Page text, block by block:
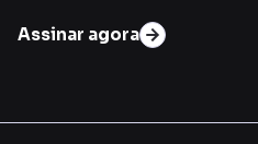
Assinar agora